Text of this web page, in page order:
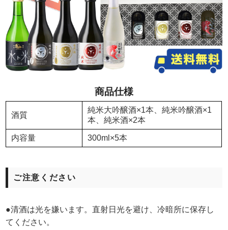
商品仕様
酒質
純米大吟醸酒×1本、純米吟醸酒×1
本、純米酒×2本
内容量 300ml×5本
ご注意ください
●清酒は光を嫌います。直射日光を避け、冷暗所に保存し
てください。